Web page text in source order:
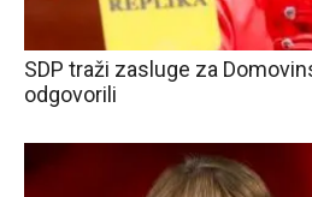
SDP traži zasluge za
odgovorili